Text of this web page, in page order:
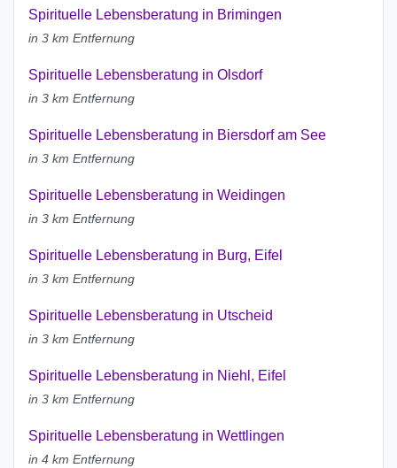
Spirituelle Lebensberatung in Brimingen
in 3 km Entfernung
Spirituelle Lebensberatung in Olsdorf
in 3 km Entfernung
Spirituelle Lebensberatung in Biersdorf am See
in 3 km Entfernung
Spirituelle Lebensberatung in Weidingen
in 3 km Entfernung
Spirituelle Lebensberatung in Burg, Eifel
in 3 km Entfernung
Spirituelle Lebensberatung in Utscheid
in 3 km Entfernung
Spirituelle Lebensberatung in Niehl, Eifel
in 3 km Entfernung
Spirituelle Lebensberatung in Wettlingen
in 4 km Entfernung